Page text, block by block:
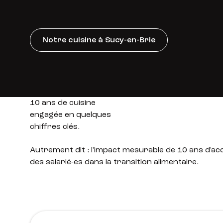
Notre cuisine à Sucy-en-Brie
10 ans de cuisine
engagée en quelques
chiffres clés.
Autrement dit : l'impact mesurable de 10 ans
des salarié-es dans la transition alimentaire.